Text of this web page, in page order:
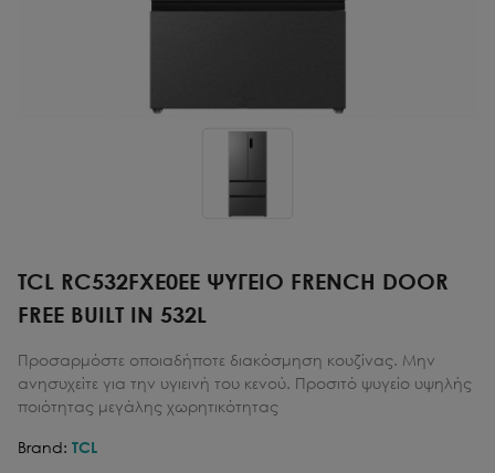
TCL RC532FXE0EE ΨΥΓΕΙΟ FRENCH DOOR
FREE BUILT IN 532L
Προσαρμόστε οποιαδήποτε διακόσμηση κουζίνας. Μην
ανησυχείτε για την υγιεινή του κενού. Προσιτό ψυγείο υψηλής
ποιότητας μεγάλης χωρητικότητας
Brand: TCL